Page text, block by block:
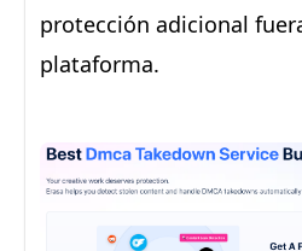
protección adicional
plataforma.